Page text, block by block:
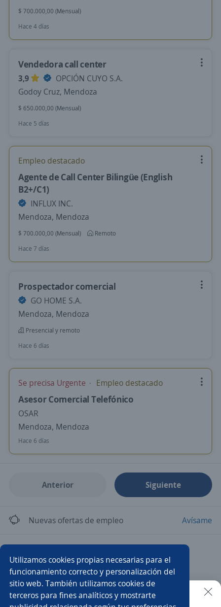
Utilizamos cookies propias necesarias para el
funcionamiento correcto y personalización del
sitio web. También utilizamos cookies de
terceros para fines analíticos y mostrarte
$ 700.000,00 (Mensual)
Hace 4 días
Vendedora call center
3,9
OPCIÓN CUYO S.A.
Godoy Cruz, Mendoza
$ 650.000,00 (Mensual)
Hace 5 días
Empleo destacado
Agente de Call Center Bilingüe (English
B2+/C1)
INFLUX INC.
Mendoza, Mendoza
$ 700.000,00 (Mensual)
Remoto
Hace 7 días
Prospectador comercial
GO HOME S.A.
Mendoza, Mendoza
Presencial y remoto
Hace 6 días
Se precisa Urgente Empleo destacado
Asesor Comercial Telefónico
OSAR
Mendoza, Mendoza
Hace 6 días
Anterior Siguiente
Nuevas ofertas de empleo Avísame
Agente ventas telemarketing Call center
Vendedor telefonía Representante de servicio al cliente